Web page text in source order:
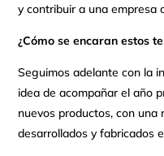
y contribuir a una empresa
¿Cómo se encaran estos
Seguimos adelante con la
idea de acompañar el año
nuevos productos, con
desarrollados y fabricados